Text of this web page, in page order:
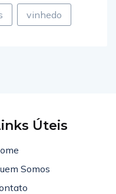
vinhedo
Úteis
Somos